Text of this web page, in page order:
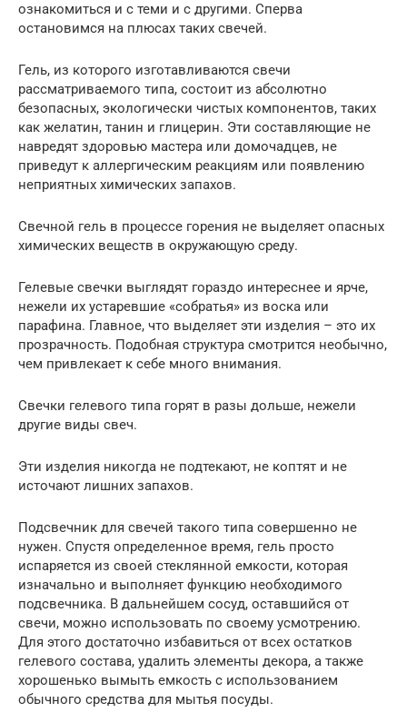
ознакомиться и с теми и с другими. Сперва
остановимся на плюсах таких свечей.
Гель, из которого изготавливаются свечи
рассматриваемого типа, состоит из абсолютно
безопасных, экологически чистых компонентов, таких
как желатин, танин и глицерин. Эти составляющие не
навредят здоровью мастера или домочадцев, не
приведут к аллергическим реакциям или появлению
неприятных химических запахов.
Свечной гель в процессе горения не выделяет опасных
химических веществ в окружающую среду.
Гелевые свечки выглядят гораздо интереснее и ярче,
нежели их устаревшие «собратья» из воска или
парафина. Главное, что выделяет эти изделия – это их
прозрачность. Подобная структура смотрится необычно,
чем привлекает к себе много внимания.
Свечки гелевого типа горят в разы дольше, нежели
другие виды свеч.
Эти изделия никогда не подтекают, не коптят и не
источают лишних запахов.
Подсвечник для свечей такого типа совершенно не
нужен. Спустя определенное время, гель просто
испаряется из своей стеклянной емкости, которая
изначально и выполняет функцию необходимого
подсвечника. В дальнейшем сосуд, оставшийся от
свечи, можно использовать по своему усмотрению.
Для этого достаточно избавиться от всех остатков
гелевого состава, удалить элементы декора, а также
хорошенько вымыть емкость с использованием
обычного средства для мытья посуды.